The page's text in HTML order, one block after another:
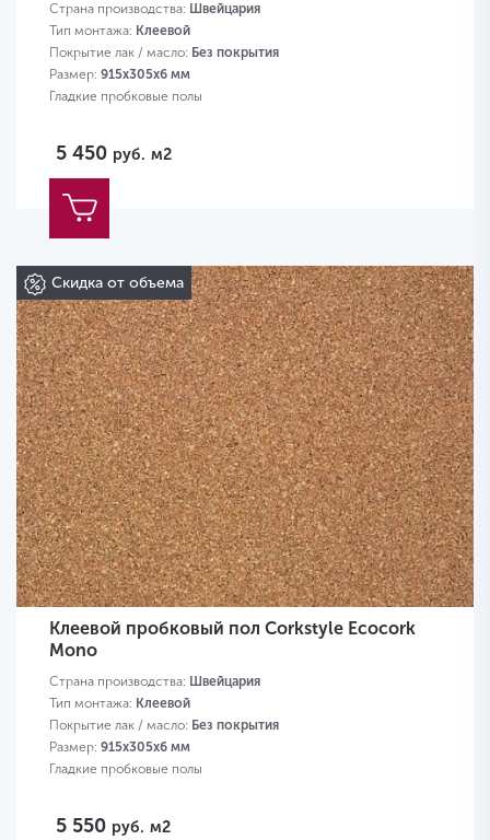
Страна производства: Швейцария
Тип монтажа: Клеевой
Покрытие лак / масло: Без покрытия
Размер: 915х305х6 мм
Гладкие пробковые полы
5 450 руб. м2
Скидка от объема
Клеевой пробковый пол Corkstyle Ecocork
Mono
Страна производства: Швейцария
Тип монтажа: Клеевой
Покрытие лак / масло: Без покрытия
Размер: 915х305х6 мм
Гладкие пробковые полы
5 550 руб. м2